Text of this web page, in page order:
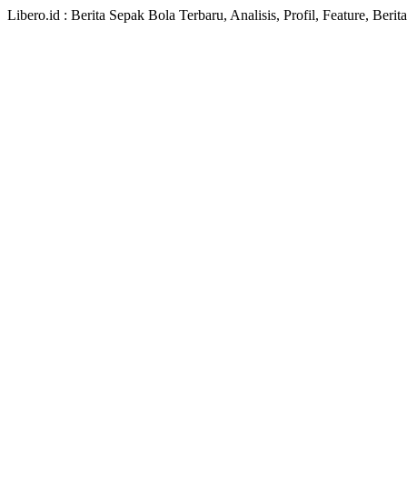
Libero.id : Berita Sepak Bola Terbaru, Analisis, Profil, Feature,